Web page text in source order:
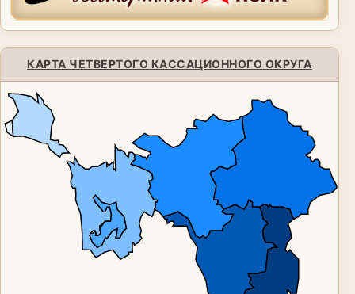
КАРТА ЧЕТВЕРТОГО КАССАЦИОННОГО ОКРУГА